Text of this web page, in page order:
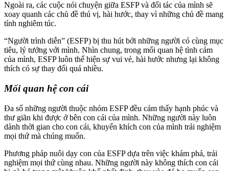
Ngoài ra, các cuộc nói chuyện giữa ESFP và đối tác của mình sẽ
xoay quanh các chủ đề thú vị, hài hước, thay vì những chủ đề mang
tính nghiêm túc.
“Người trình diễn” (ESFP) bị thu hút bởi những người có cùng mục
tiêu, lý tưởng với mình. Nhìn chung, trong mối quan hệ tình cảm
của mình, ESFP luôn thể hiện sự vui vẻ, hài hước nhưng lại không
thích có sự thay đổi quá nhiều.
Mối quan hệ con cái
Đa số những người thuộc nhóm ESFP đều cảm thấy hạnh phúc và
thư giãn khi được ở bên con cái của mình. Những người này luôn
dành thời gian cho con cái, khuyến khích con của mình trải nghiệm
mọi thứ mà chúng muốn.
Phương pháp nuôi dạy con của ESFP dựa trên việc khám phá, trải
nghiệm mọi thứ cùng nhau. Những người này không thích con cái